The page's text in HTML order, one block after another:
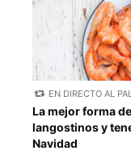
EN DIRECTO AL
La mejor forma
langostinos y
Navidad